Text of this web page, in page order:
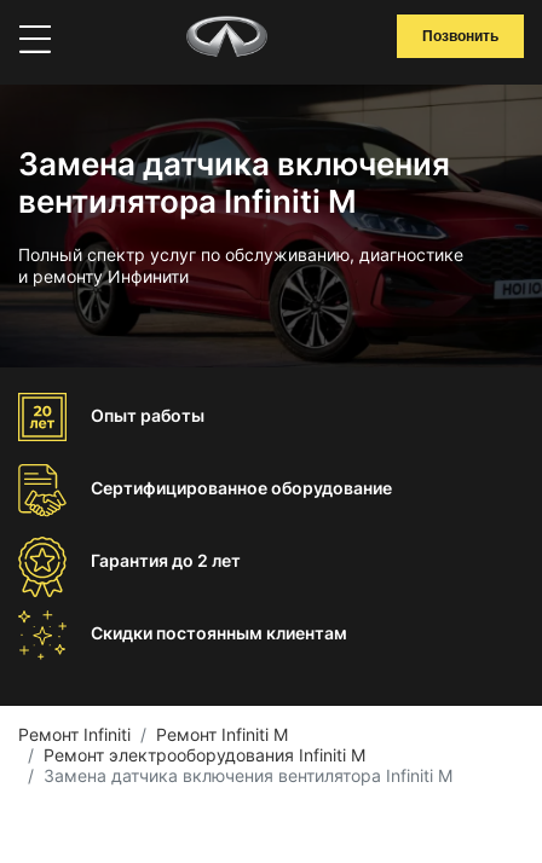
Позвонить
Замена датчика включения
вентилятора Infiniti M
Полный спектр услуг по обслуживанию, диагностике
и ремонту Инфинити
Опыт работы
Сертифицированноеоборудование
Гарантиядо 2 лет
Скидки постоянным клиентам
Ремонт Infiniti
Ремонт Infiniti M
Ремонт электрооборудования Infiniti M
Замена датчика включения вентилятора Infiniti M